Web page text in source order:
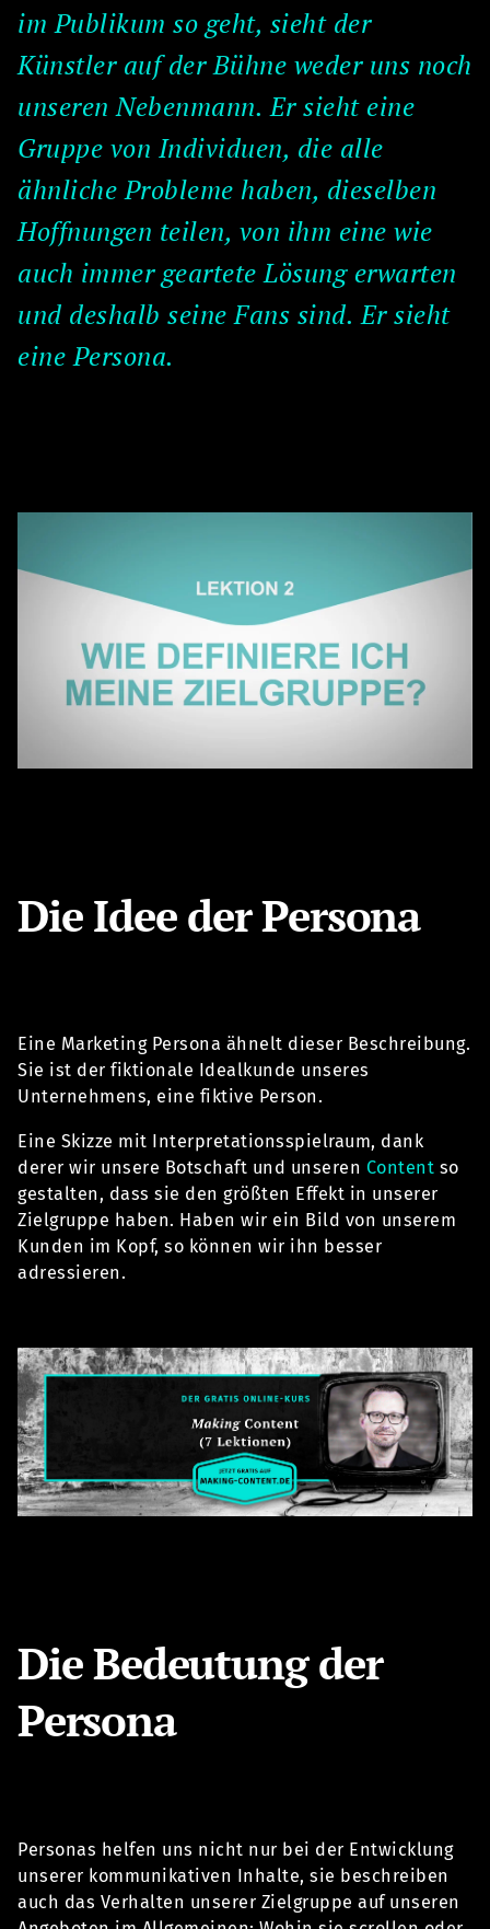
im Publikum so geht, sieht der
Künstler auf der Bühne weder uns noch
unseren Nebenmann. Er sieht eine
Gruppe von Individuen, die alle
ähnliche Probleme haben, dieselben
Hoffnungen teilen, von ihm eine wie
auch immer geartete Lösung erwarten
und deshalb seine Fans sind. Er sieht
eine Persona.
Die Idee der Persona
Eine Marketing Persona ähnelt dieser Beschreibung.
Sie ist der fiktionale Idealkunde unseres
Unternehmens, eine fiktive Person.
Eine Skizze mit Interpretationsspielraum, dank
derer wir unsere Botschaft und unseren Content so
gestalten, dass sie den größten Effekt in unserer
Zielgruppe haben. Haben wir ein Bild von unserem
Kunden im Kopf, so können wir ihn besser
adressieren.
Die Bedeutung der
Persona
Personas helfen uns nicht nur bei der Entwicklung
unserer kommunikativen Inhalte, sie beschreiben
auch das Verhalten unserer Zielgruppe auf unseren